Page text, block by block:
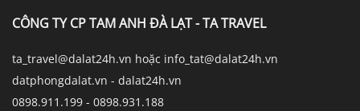
CÔNG TY CP TAM ANH ĐÀ LẠT - TA TRAVEL
ta_travel@dalat24h.vn hoặc info_tat@dalat24h.vn
datphongdalat.vn - dalat24h.vn
0898.911.199 - 0898.931.188